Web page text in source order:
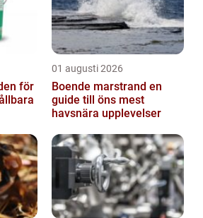
01 augusti 2026
Boende marstrand en
guide till öns mest
havsnära upplevelser